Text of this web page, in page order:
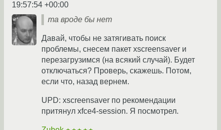
19:57:54 +00:00
та вроде бы нет
Давай, чтобы не затягивать поиск
проблемы, снесем пакет xscreensaver и
перезагрузимся (на всякий случай). Будет
отключаться? Проверь, скажешь. Потом,
если что, назад вернем.
UPD: xscreensaver по рекомендации
притянул xfce4-session. Я посмотрел.